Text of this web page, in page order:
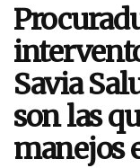
Savia
son las
manejos